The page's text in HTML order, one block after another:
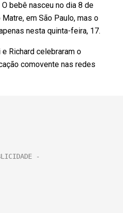
O bebê nasceu no dia 8 de
em São Paulo, mas o
nesta quinta-feira, 17.
Richard celebraram o
comovente nas redes